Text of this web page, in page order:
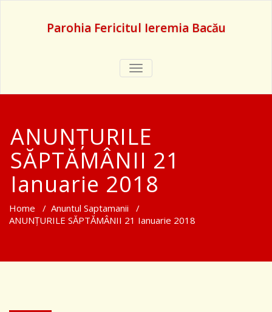
Parohia Fericitul Ieremia Bacău
TOGGLE
NAVIGATION
ANUNȚURILE
SĂPTĂMÂNII 21
Ianuarie 2018
Home / Anuntul Saptamanii /
ANUNȚURILE SĂPTĂMÂNII 21 Ianuarie 2018